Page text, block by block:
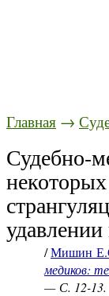
Главная →
Судебно-
удавлении
/Мишин
медиков:
— С. 12-13.